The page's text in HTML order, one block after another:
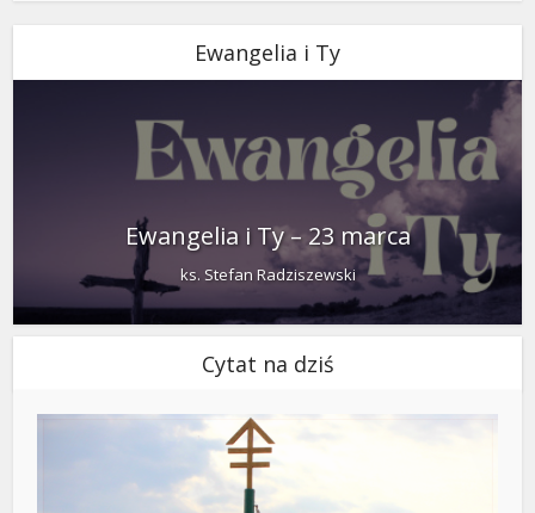
Ewangelia i Ty
Ewangelia i Ty – 23 marca
ks. Stefan Radziszewski
Cytat na dziś